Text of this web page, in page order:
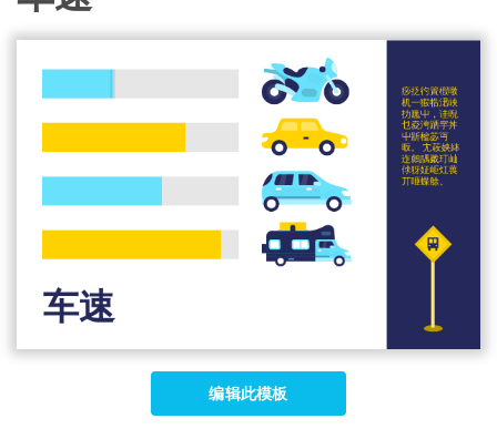
编辑此模板